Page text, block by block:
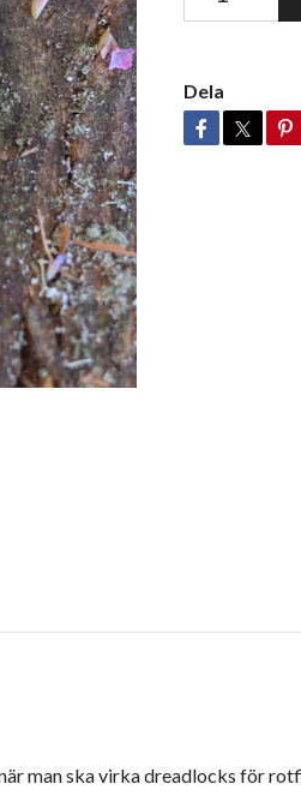
Dela
man ska virka dreadlocks för